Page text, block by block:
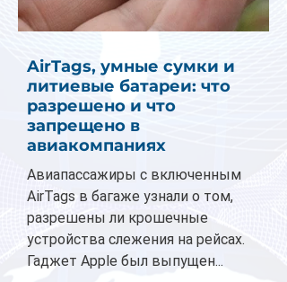
AirTags, умные сумки и
литиевые батареи: что
разрешено и что
запрещено в
авиакомпаниях
Авиапассажиры с включенным
AirTags в багаже узнали о том,
разрешены ли крошечные
устройства слежения на рейсах.
Гаджет Apple был выпущен...